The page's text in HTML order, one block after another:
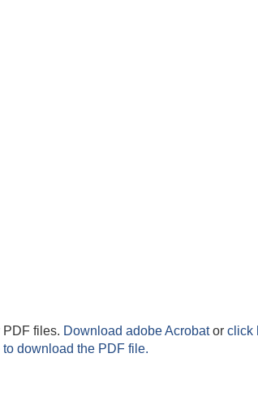
PDF files. Download adobe Acrobator click
download the PDF file.